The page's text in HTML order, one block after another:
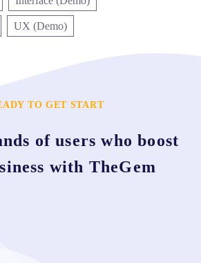
UX (Demo)
TO GET START
of users who boost
with TheGem